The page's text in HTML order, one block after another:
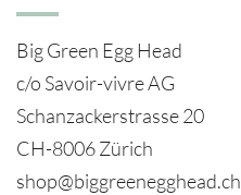
Big Green Egg Head
c/o Savoir-vivre AG
Schanzackerstrasse 20
CH-8006 Zürich
shop@biggreenegghead.ch